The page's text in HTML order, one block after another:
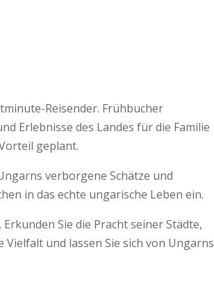
Reisender. Frühbucher
Erlebnisse des Landes für die Familie
geplant.
verborgene Schätze und
in das echte ungarische Leben ein.
Sie die Pracht seiner Städte,
und lassen Sie sich von Ungarns